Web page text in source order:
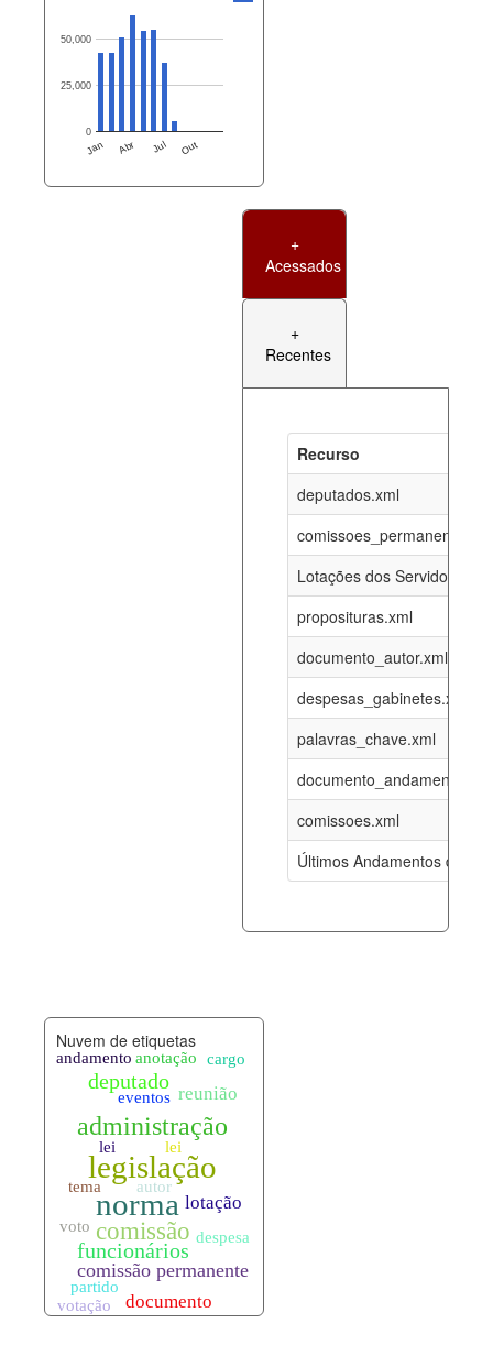
Jan Abr Jul Out
0
25,000
50,000
+
Acessados
+
Recentes
Recurso
deputados.xml
Lotações dos Servidores
proposituras.xml
documento_autor.xml
despesas_gabinetes.xml
palavras_chave.xml
documento_andamento.xml
comissoes.xml
Últimos Andamentos de
documento_andamento_atual.xml
07-08-
funcionarios_lotacoes.xml
funcionarios_cargos.xml 12-05-
07-08-
documento_andamento.xml 07-08-
palavras_chave.xml 07-08-
legislacao_norma_anotacoes.xml
Nuvem de etiquetas